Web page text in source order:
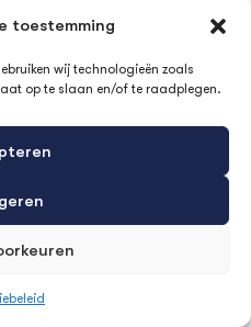
toestemming
wij technologieën zoals
op te slaan en/of te raadplegen.